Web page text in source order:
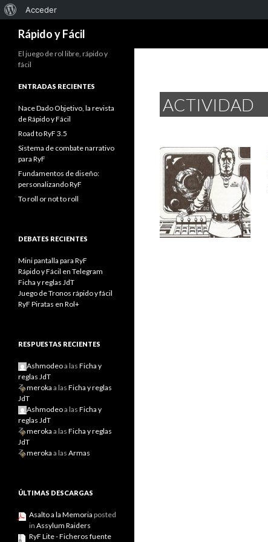
Acerca
de
Acceder
Rápido y Fácil
ACTIVIDAD
El juego de rol libre, rápido y
fácil
ENTRADAS RECIENTES
Nace Dado Objetivo, la revista
de Rápido y Fácil
Road to RyF 3.5
Sistema de combate narrativo
para RyF
Fundamentos de diseño:
personalizando RyF
To roll or not to roll
DEBATES RECIENTES
Mini pantalla para RyF
Rápido y Fácil en Telegram
Ficha y reglas JdT
Juego de Tronos rápido y fácil
RyF Piratas en Rol+
RESPUESTAS RECIENTES
Ashmodeoa las Ficha y
reglas JdT
meroka a las Ficha y reglas
JdT
Ashmodeoa las Ficha y
reglas JdT
meroka a las Ficha y reglas
JdT
meroka a las Armas
ÚLTIMAS DESCARGAS
Asalto a la Memoria posted
in Assylum Raiders
RyF Lite - Ficheros fuente